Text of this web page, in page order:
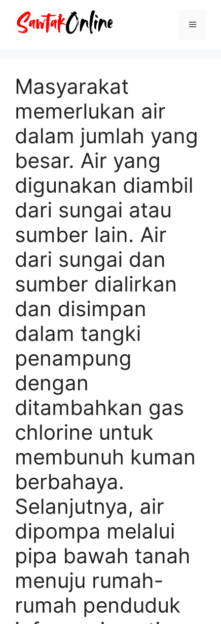
Menu
Masyarakat
memerlukan air
dalam jumlah yang
besar. Air yang
digunakan diambil
dari sungai atau
sumber lain. Air
dari sungai dan
sumber dialirkan
dan disimpan
dalam tangki
penampung
dengan
ditambahkan gas
chlorine untuk
membunuh kuman
berbahaya.
Selanjutnya, air
dipompa melalui
pipa bawah tanah
menuju rumah-
rumah penduduk